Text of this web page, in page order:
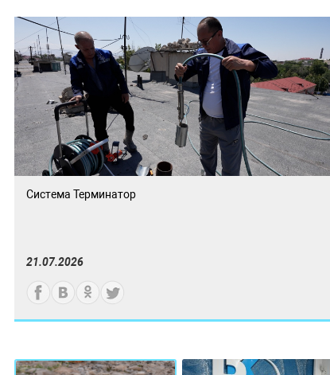
Система Терминатор
21.07.2026